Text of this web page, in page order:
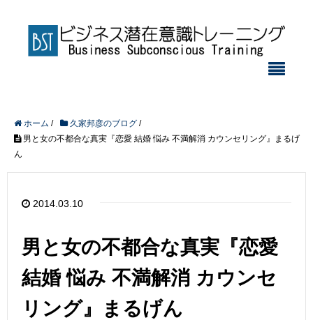
ホーム / 久家邦彦のブログ /
男と女の不都合な真実『恋愛 結婚 悩み 不満解消 カウンセリング』まるげ
ん
2014.03.10
男と女の不都合な真実『恋愛
結婚 悩み 不満解消 カウンセ
リング』まるげん